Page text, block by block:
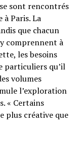
sont rencontrés
Paris. La
que chacun
comprennent à
les besoins
particuliers qu’il
volumes
l’exploration
« Certains
plus créative que